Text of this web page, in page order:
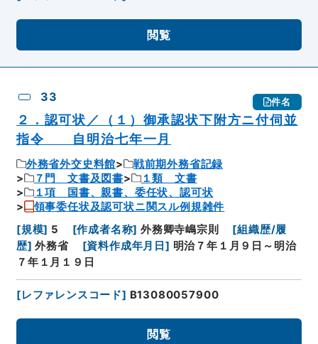
閲覧
33 件名
２．認可状／（１）御承認状下附方ニ付伺並
指令 自明治七年一月
外務省外交史料館
戦前期外務省記録
７門 文書及図書
１類 文書
１項 国書、親書、委任状、認可状
領事委任状及認可状ニ関スル例規雑件
[規模] 5 [作成者名称] 外務卿寺嶋宗則 [組織歴/履
歴] 外務省 [資料作成年月日] 明治７年１月９日～明治
７年１月１９日
[レファレンスコード] B13080057900
閲覧